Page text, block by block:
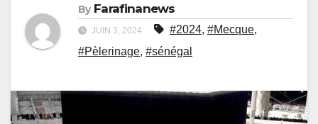
By Farafinanews
JUIN 3, 2024 #2024, #Mecque,
#Pèlerinage, #sénégal